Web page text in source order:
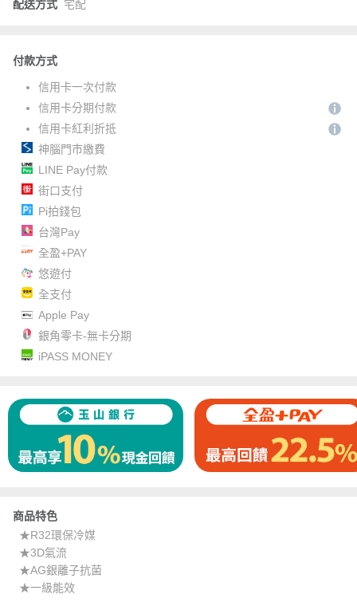
配送方式 宅配
付款方式
信用卡一次付款
信用卡分期付款
信用卡紅利折抵
神腦門市繳費
LINE Pay付款
街口支付
Pi拍錢包
台灣Pay
全盈+PAY
悠遊付
全支付
Apple Pay
銀角零卡-無卡分期
iPASS MONEY
商品特色
★R32環保冷媒
★3D氣流
★AG銀離子抗菌
★一級能效